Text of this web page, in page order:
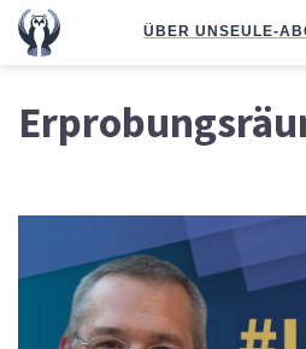
ÜBER UNSEULE-